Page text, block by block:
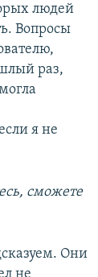
людей
Вопросы
раз,
я не
сможете
Они